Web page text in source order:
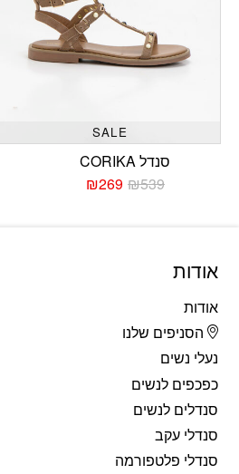
SALE
סנדל CORIKA
₪539
המחיר
₪269המחיר
אודות
אודות
הסניפים שלנו
נעלי נשים
כפכפים לנשים
סנדלים לנשים
סנדלי עקב
סנדלי פלטפורמה